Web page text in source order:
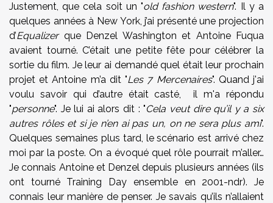
Justement, que cela soit un "old fashion western". Il y a
quelques années à New York, j’ai présenté une projection
d’Equalizerque Denzel Washington et Antoine Fuqua
avaient tourné. C’était une petite fête pour célébrer la
sortie du film. Je leur ai demandé quel était leur prochain
projet et Antoine m’a dit "Les 7 Mercenaires". Quand j'ai
voulu savoir qui d’autre était casté, il m'a répondu
"personne". Je lui ai alors dit : "Cela veut dire qu’il y a six
autres rôles et si je n’en ai pas un, on ne sera plus ami".
Quelques semaines plus tard, le scénario est arrivé chez
moi par la poste. On a évoqué quel rôle pourrait m’aller…
Je connais Antoine et Denzel depuis plusieurs années (ils
ont tourné Training Day ensemble en 2001-ndr). Je
connais leur manière de penser. Je savais qu’ils n’allaient